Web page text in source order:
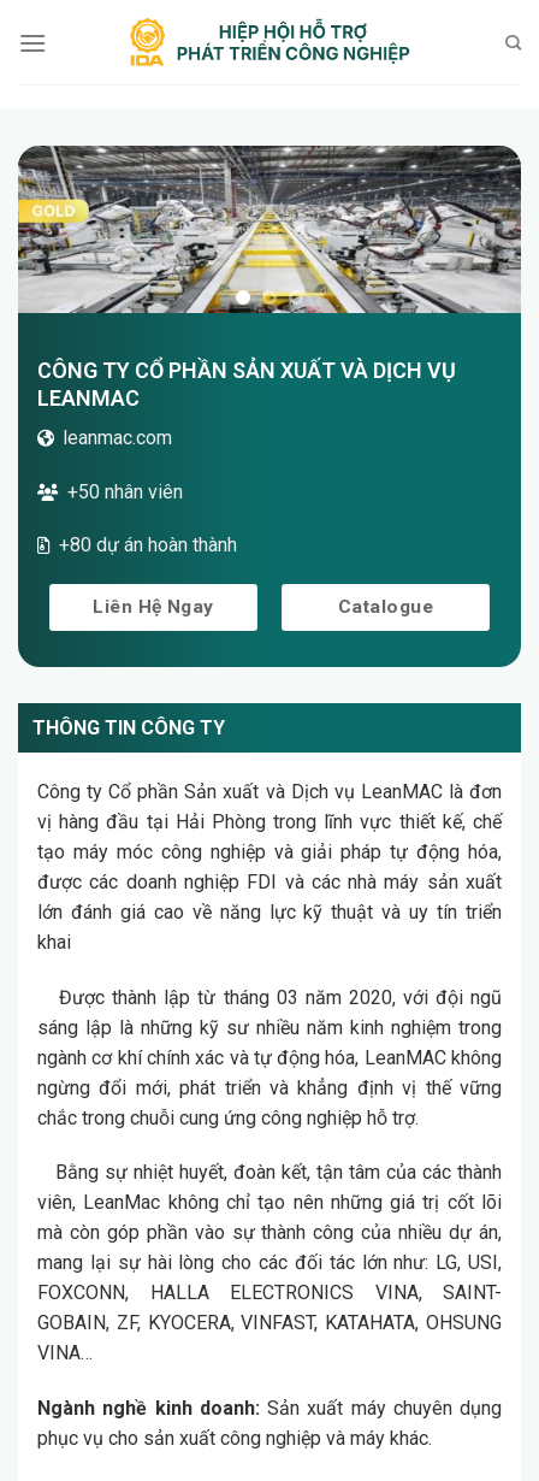
qua
CÔNG TY CỔ PHẦN SẢN XUẤT VÀ DỊCH VỤ
LEANMAC
leanmac.com
+50 nhân viên
+80 dự án hoàn thành
Liên Hệ Ngay Catalogue
THÔNG TIN CÔNG TY
Công ty Cổ phần Sản xuất và Dịch vụ LeanMAC là đơn
vị hàng đầu tại Hải Phòng trong lĩnh vực thiết kế, chế
tạo máy móc công nghiệp và giải pháp tự động hóa,
được các doanh nghiệp FDI và các nhà máy sản xuất
lớn đánh giá cao về năng lực kỹ thuật và uy tín triển
khai
Được thành lập từ tháng 03 năm 2020, với đội ngũ
sáng lập là những kỹ sư nhiều năm kinh nghiệm trong
ngành cơ khí chính xác và tự động hóa, LeanMAC không
ngừng đổi mới, phát triển và khẳng định vị thế vững
chắc trong chuỗi cung ứng công nghiệp hỗ trợ.
Bằng sự nhiệt huyết, đoàn kết, tận tâm của các thành
viên, LeanMac không chỉ tạo nên những giá trị cốt lõi
mà còn góp phần vào sự thành công của nhiều dự án,
mang lại sự hài lòng cho các đối tác lớn như: LG, USI,
FOXCONN, HALLA ELECTRONICS VINA, SAINT-
GOBAIN, ZF, KYOCERA, VINFAST, KATAHATA, OHSUNG
VINA…
Ngành nghề kinh doanh:Sản xuất máy chuyên dụng
phục vụ cho sản xuất công nghiệp và máy khác.